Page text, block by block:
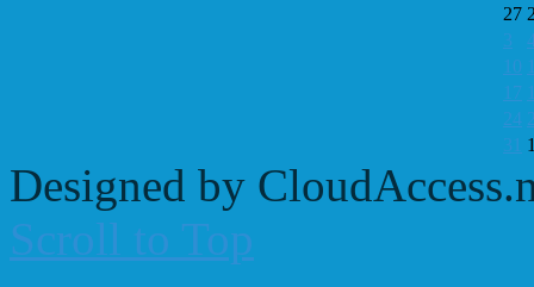
27
3
10
17
24
31
Designed by
Scroll to Top